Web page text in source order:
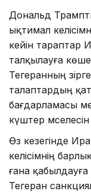
Дональд
ықтимал
кейін тараптар
талқылауға
Тегеранның
талаптардың
бағдарламасы
күштер
Өз кезегінде
келісімнің
ғана
Тегеран